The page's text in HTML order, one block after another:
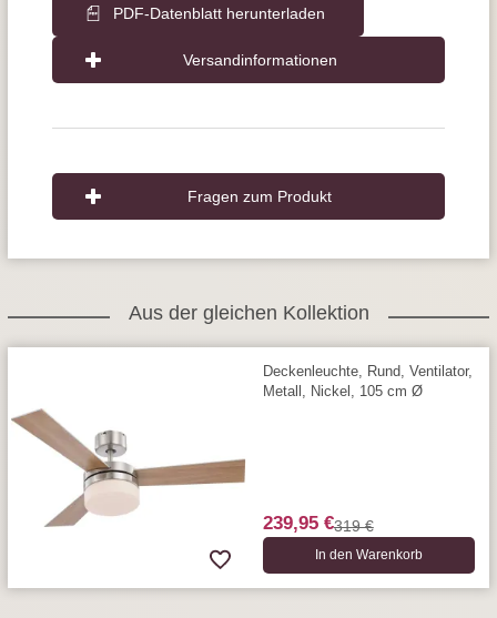
PDF-Datenblatt herunterladen
Versandinformationen
Fragen zum Produkt
Aus der gleichen Kollektion
Deckenleuchte, Rund, Ventilator,
Metall, Nickel, 105 cm Ø
239,95 €319 €
In den Warenkorb